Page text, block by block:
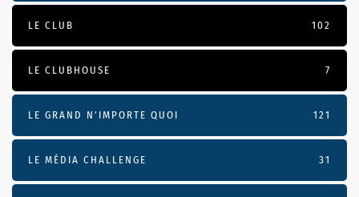
LE CLUB 102
LE CLUBHOUSE 7
LE GRAND N’IMPORTE QUOI 121
LE MÉDIA CHALLENGE 31